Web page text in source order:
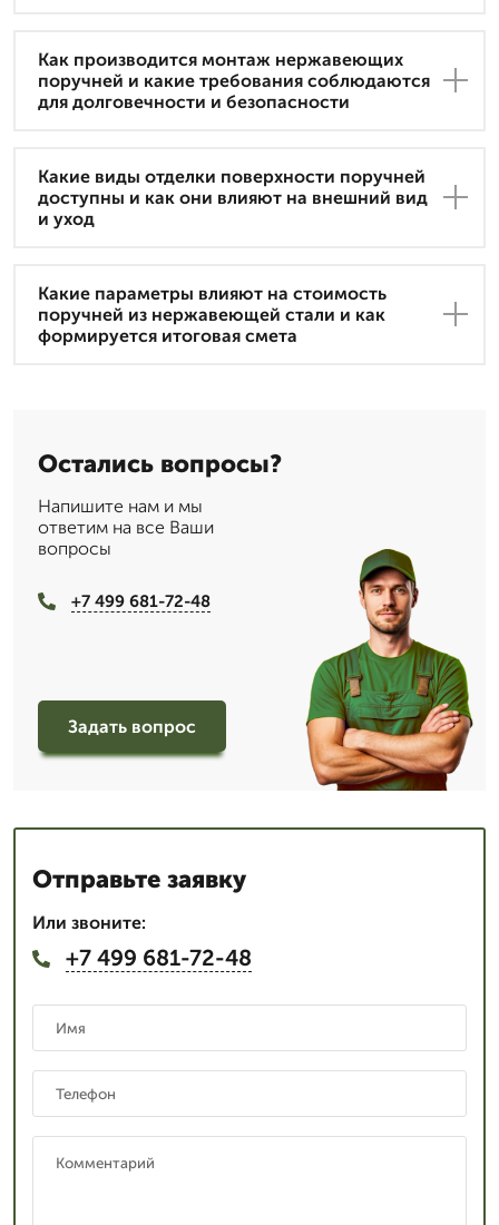
Как производится монтаж нержавеющих
поручней и какие требования соблюдаются
для долговечности и безопасности
Какие виды отделки поверхности поручней
доступны и как они влияют на внешний вид
и уход
Какие параметры влияют на стоимость
поручней из нержавеющей стали и как
формируется итоговая смета
Остались вопросы?
Напишите нам и мы
ответим на все Ваши
вопросы
+7 499 681-72-48
Задать вопрос
Отправьте заявку
Или звоните:
+7 499 681-72-48